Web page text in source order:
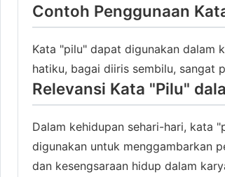
Contoh Penggunaan
Kata "pilu" dapat digunakan dalam
hatiku, bagai diiris sembilu, sangat
Relevansi Kata "Pilu"
Dalam kehidupan sehari-hari, kata
digunakan untuk menggambarkan
dan kesengsaraan hidup dalam